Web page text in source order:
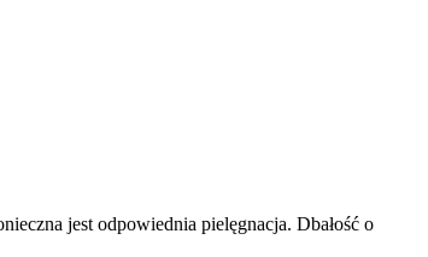
jest odpowiednia pielęgnacja. Dbałość o